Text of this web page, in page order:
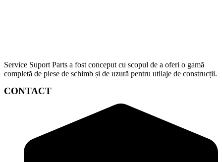
Service Suport Parts a fost conceput cu scopul de a oferi o gamă
completă de piese de schimb și de uzură pentru utilaje de construcții.
CONTACT